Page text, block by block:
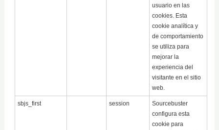
usuario en las
cookies. Esta
cookie analítica y
de comportamiento
se utiliza para
mejorar la
experiencia del
visitante en el sitio
web.
sbjs_first session
Sourcebuster
configura esta
cookie para